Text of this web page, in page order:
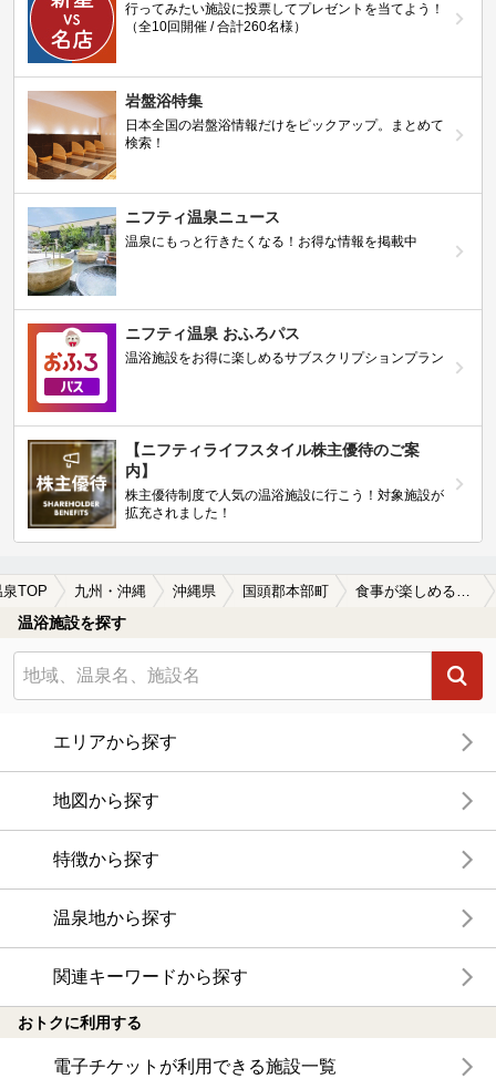
行ってみたい施設に投票してプレゼントを当てよう！
（全10回開催 / 合計260名様）
岩盤浴特集
日本全国の岩盤浴情報だけをピックアップ。まとめて
検索！
ニフティ温泉ニュース
温泉にもっと行きたくなる！お得な情報を掲載中
ニフティ温泉 おふろパス
温浴施設をお得に楽しめるサブスクリプションプラン
【ニフティライフスタイル株主優待のご案
内】
株主優待制度で人気の温浴施設に行こう！対象施設が
拡充されました！
泉TOP 九州・沖縄 沖縄県 国頭郡本部町 食事が楽しめる国頭郡本部町の温泉、日帰り温泉、スーパー銭湯おすすめ
温浴施設を探す
エリアから探す
地図から探す
特徴から探す
温泉地から探す
関連キーワードから探す
おトクに利用する
電子チケットが利用できる施設一覧